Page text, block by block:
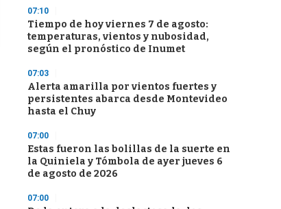
07:10
Tiempo de hoy viernes 7 de agosto:
temperaturas, vientos y nubosidad,
según el pronóstico de Inumet
07:03
Alerta amarilla por vientos fuertes y
persistentes abarca desde Montevideo
hasta el Chuy
07:00
Estas fueron las bolillas de la suerte en
la Quiniela y Tómbola de ayer jueves 6
de agosto de 2026
07:00